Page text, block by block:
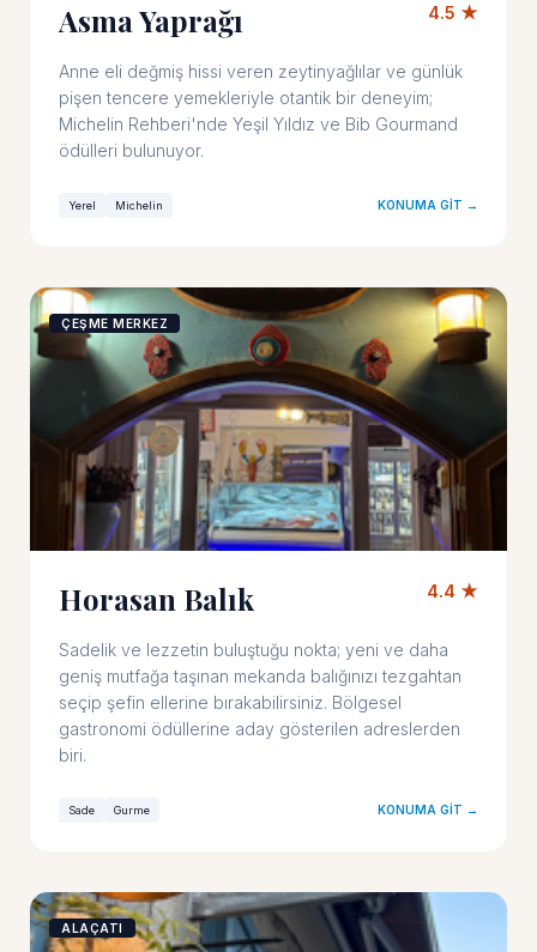
Asma Yaprağı 4.5 ★
Anne eli değmiş hissi veren zeytinyağlılar ve günlük
pişen tencere yemekleriyle otantik bir deneyim;
Michelin Rehberi'nde Yeşil Yıldız ve Bib Gourmand
ödülleri bulunuyor.
Yerel Michelin KONUMA GIT →
ÇEŞME MERKEZ
Horasan Balık 4.4 ★
Sadelik ve lezzetin buluştuğu nokta; yeni ve daha
geniş mutfağa taşınan mekanda balığınızı tezgahtan
seçip şefin ellerine bırakabilirsiniz. Bölgesel
gastronomi ödüllerine aday gösterilen adreslerden
biri.
Sade Gurme KONUMA GIT →
ALAÇATI